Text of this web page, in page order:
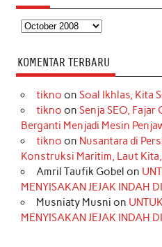
Arsip
KOMENTAR TERBARU
tikno on Soal Ikhlas, Kita
tikno on Senja SEO, Fajar
Berganti Menjadi Mesin
tikno on Nusantara di
Konstruksi Maritim, Laut
Amril Taufik Gobel on
MENYISAKAN JEJAK INDAH
Musniaty Musni on
MENYISAKAN JEJAK INDAH